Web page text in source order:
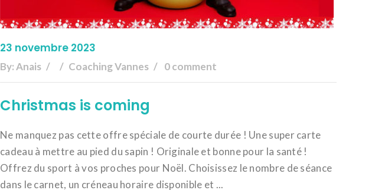
23 novembre 2023
By:Anais Coaching Vannes 0 comment
Christmas is coming
Ne manquez pas cette offre spéciale de courte durée ! Une super carte
cadeau à mettre au pied du sapin ! Originale et bonne pour la santé !
Offrez du sport à vos proches pour Noël. Choisissez le nombre de séance
dans le carnet, un créneau horaire disponible et ...